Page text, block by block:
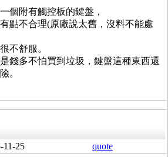
個附有觸控板的鍵盤，
點不合理(原廠說太舊，沒料不能處
不舒服。
錢多不怕買到垃圾，鍵盤這種東西還
。
11-25 quote